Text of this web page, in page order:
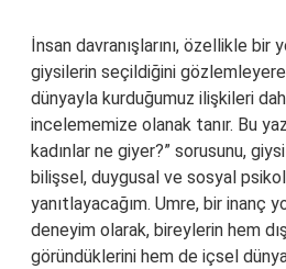
İnsan davranışlarını, özellikle bir
giysilerin seçildiğini
dünyayla kurduğumuz ilişkileri
incelememize olanak tanır. Bu
kadınlar ne giyer?” sorusunu,
bilişsel, duygusal ve sosyal
yanıtlayacağım. Umre, bir inanç
deneyim olarak, bireylerin hem
göründüklerini hem de içsel